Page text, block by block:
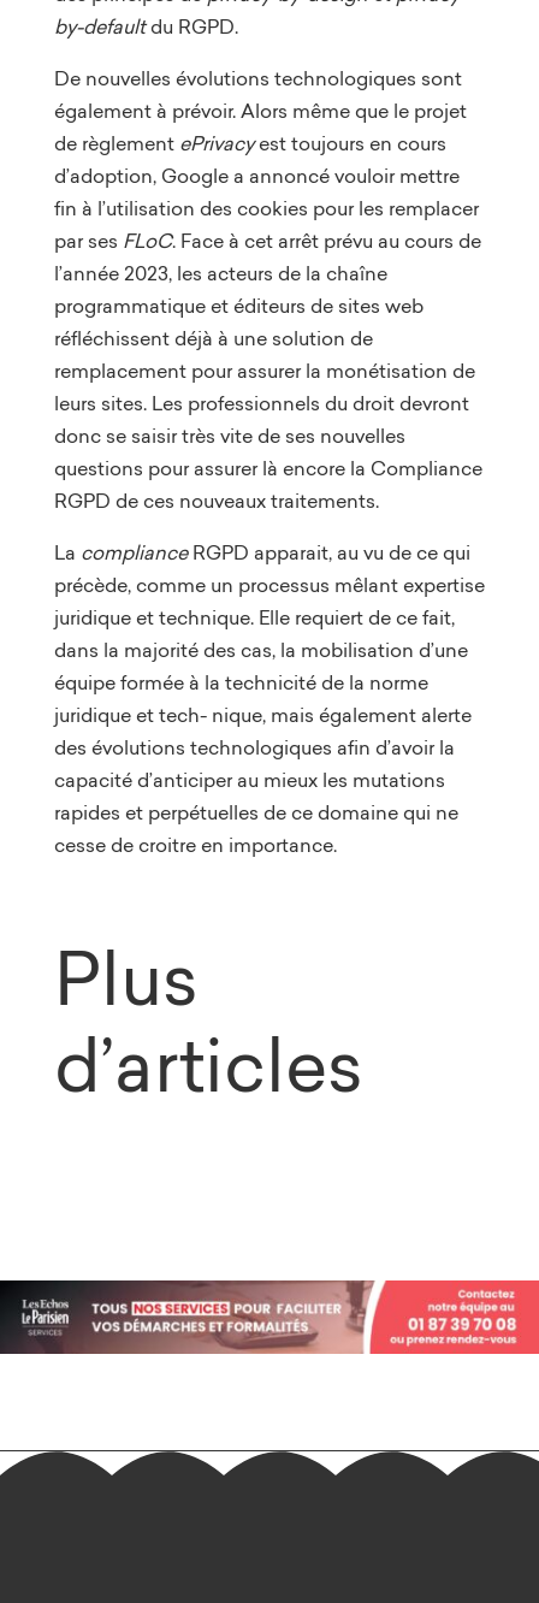
by-defaultdu RGPD.
De nouvelles évolutions technologiques sont
également à prévoir. Alors même que le projet
de règlement ePrivacyest toujours en cours
d’adoption, Google a annoncé vouloir mettre
fin à l’utilisation des cookies pour les remplacer
par ses FLoC. Face à cet arrêt prévu au cours de
l’année 2023, les acteurs de la chaîne
programmatique et éditeurs de sites web
réfléchissent déjà à une solution de
remplacement pour assurer la monétisation de
leurs sites. Les professionnels du droit devront
donc se saisir très vite de ses nouvelles
questions pour assurer là encore la Compliance
RGPD de ces nouveaux traitements.
La complianceRGPD apparait, au vu de ce qui
précède, comme un processus mêlant expertise
juridique et technique. Elle requiert de ce fait,
dans la majorité des cas, la mobilisation d’une
équipe formée à la technicité de la norme
juridique et tech- nique, mais également alerte
des évolutions technologiques afin d’avoir la
capacité d’anticiper au mieux les mutations
rapides et perpétuelles de ce domaine qui ne
cesse de croitre en importance.
Plus
d’articles